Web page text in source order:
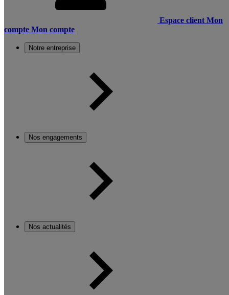
Espace client Mon
compte Mon compte
Notre entreprise
Nos engagements
Nos actualités